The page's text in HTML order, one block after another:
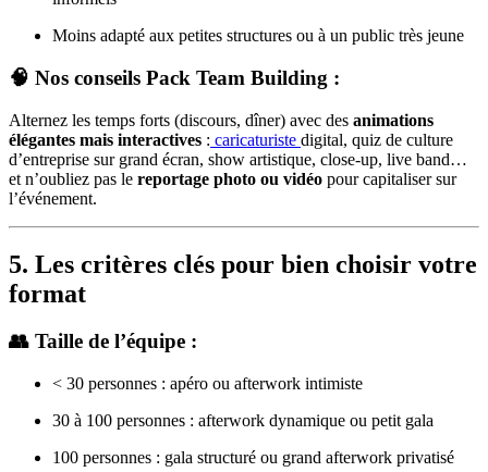
Moins adapté aux petites structures ou à un public très jeune
🧠 Nos conseils Pack Team Building :
Alternez les temps forts (discours, dîner) avec des animations
élégantes mais interactives : caricaturiste digital, quiz de culture
d’entreprise sur grand écran, show artistique, close-up, live band…
et n’oubliez pas le reportage photo ou vidéo pour capitaliser sur
l’événement.
5. Les critères clés pour bien choisir votre
format
👥 Taille de l’équipe :
< 30 personnes : apéro ou afterwork intimiste
30 à 100 personnes : afterwork dynamique ou petit gala
100 personnes : gala structuré ou grand afterwork privatisé